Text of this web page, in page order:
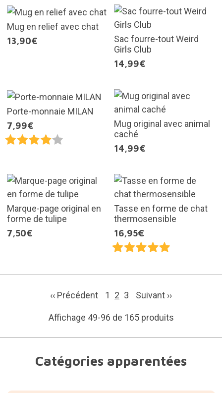
Mug en relief avec chat
13,90€
Sac fourre-tout Weird
Girls Club
14,99€
Porte-monnaie MILAN
7,99€
Mug original avec animal
caché
14,99€
Marque-page original en
forme de tulipe
7,50€
Tasse en forme de chat
thermosensible
16,95€
‹‹ Précédent 1 2 3 Suivant ››
Affichage 49-96 de 165 produits
Catégories apparentées